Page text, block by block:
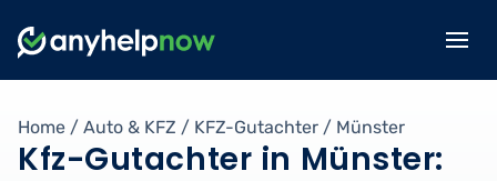
Home / Auto & KFZ / KFZ-Gutachter / Münster
Kfz-Gutachter in Münster: